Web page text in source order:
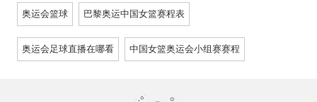
奥运会篮球 巴黎奥运中国女篮赛程表
奥运会足球直播在哪看 中国女篮奥运会小组赛赛程